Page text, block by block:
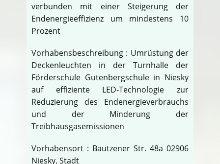
verbunden mit einer Steigerung der
Endenergieeffizienz um mindestens 10
Prozent
Vorhabensbeschreibung : Umrüstung der
Deckenleuchten in der Turnhalle der
Förderschule Gutenbergschule in Niesky
auf effiziente LED-Technologie zur
Reduzierung des Endenergieverbrauchs
und der Minderung der
Treibhausgasemissionen
Vorhabensort : Bautzener Str. 48a 02906
Niesky, Stadt